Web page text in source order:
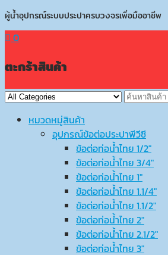
ผู้น้ำอุปกรณ์ระบบประปาครบวงจรเพื่อมืออาชีพ
0
ตะกร้าสินค้า
หมวดหมู่สินค้า
อุปกรณ์ข้อต่อประปาพีวีซี
ข้อต่อท่อน้ำไทย 1/2″
ข้อต่อท่อน้ำไทย 3/4″
ข้อต่อท่อน้ำไทย 1″
ข้อต่อท่อน้ำไทย 1.1/4″
ข้อต่อท่อน้ำไทย 1.1/2″
ข้อต่อท่อน้ำไทย 2″
ข้อต่อท่อน้ำไทย 2.1/2″
ข้อต่อท่อน้ำไทย 3″